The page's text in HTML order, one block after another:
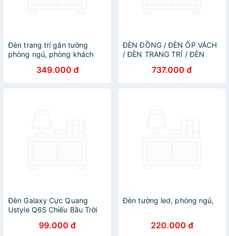
Đèn trang trí gắn tường
phòng ngủ, phòng khách
349.000 đ
ĐÈN ĐỒNG / ĐÈN ỐP VÁCH
/ ĐÈN TRANG TRÍ / ĐÈN
TƯỜNG PHÒNG KHÁCH /
PHÒNG NGỦ / ĐÈN TRANG
TRÍ NHÀ HÀNG KHÁCH SẠN
737.000 đ
Đèn Galaxy Cực Quang
Ustyle Q6S Chiếu Bầu Trời
Decor Phòng Ngủ Chill
99.000 đ
Đèn tường led, phòng ngủ,
220.000 đ